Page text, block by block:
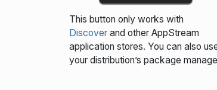
This button only works with
Discoverand other AppStream
application stores. You can also
your distribution’s package